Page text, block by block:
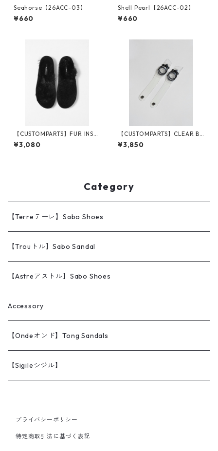
Seahorse【26ACC-03】
¥660
Shell Pearl【26ACC-02】
¥660
【CUSTOMPARTS】FUR INSO
LE
¥3,080
【CUSTOMPARTS】CLEAR BE
LT
¥3,850
Category
【Terreテーレ】Sabo Shoes
【Trouトル】Sabo Sandal
【Astreアストル】Sabo Shoes
Accessory
【Ondeオンド】Tong Sandals
【Sigileシジル】
プライバシーポリシー
特定商取引法に基づく表記